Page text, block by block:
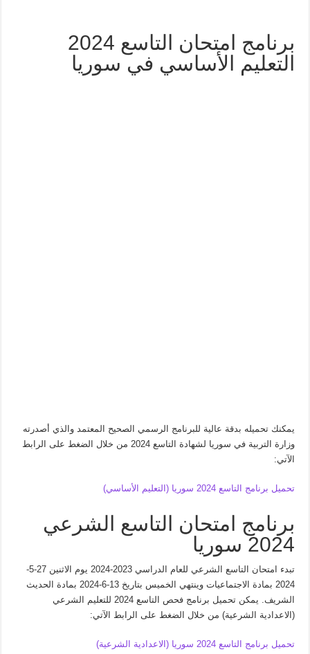
برنامج امتحان التاسع 2024
التعليم الأساسي في سوريا
يمكنك تحميله بدقة عالية للبرنامج الرسمي الصحيح المعتمد والذي أصدرته
وزارة التربية في سوريا لشهادة التاسع 2024 من خلال الضغط على الرابط
الآتي:
تحميل برنامج التاسع 2024 سوريا (التعليم الأساسي)
برنامج امتحان التاسع الشرعي
2024 سوريا
تبدء امتحان التاسع الشرعي للعام الدراسي 2023-2024 يوم الاثنين 27-5-
2024 بمادة الاجتماعيات وينتهي الخميس بتاريخ 13-6-2024 بمادة الحديث
الشريف. يمكن تحميل برنامج فحص التاسع 2024 للتعليم الشرعي
(الاعدادية الشرعية) من خلال الضغط على الرابط الآتي:
تحميل برنامج التاسع 2024 سوريا (الاعدادية الشرعية)